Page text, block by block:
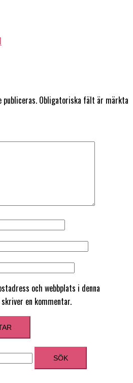
Obligatoriska fält är märkta
och webbplats i denna
en kommentar.